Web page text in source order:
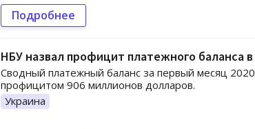
Подробнее
НБУ назвал профицит платежного баланса в
Сводный платежный баланс за первый месяц
профицитом 906 миллионов долларов.
Украина